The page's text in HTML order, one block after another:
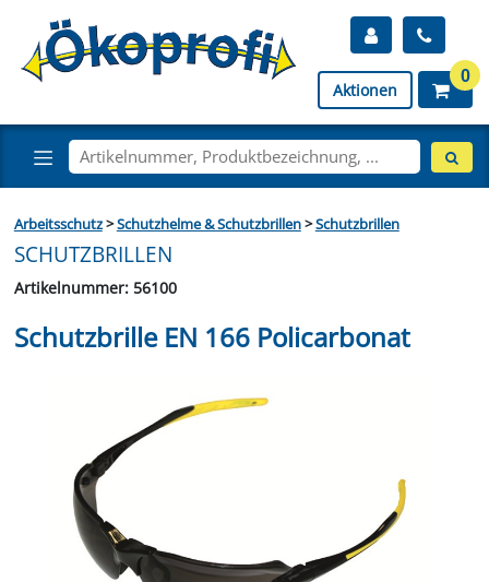
Aktionen
0
Arbeitsschutz>Schutzhelme & Schutzbrillen>Schutzbrillen
SCHUTZBRILLEN
Artikelnummer: 56100
Schutzbrille EN 166 Policarbonat